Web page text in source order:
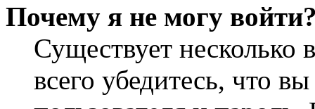
Почему я не могу
Существует
всего убедитесь, что